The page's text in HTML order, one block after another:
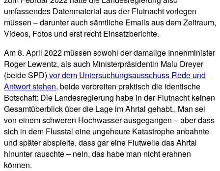
umfassendes Datenmaterial aus der Flutnacht vorlegen
müssen – darunter auch sämtliche Emails aus dem Zeitraum,
Videos, Fotos und erst recht Einsatzberichte.
Am 8. April 2022 müssen sowohl der damalige Innenminister
Roger Lewentz, als auch Ministerpräsidentin Malu Dreyer
(beide SPD) vor dem Untersuchungsausschuss Rede und
Antwort stehen, beide verbreiten praktisch die identische
Botschaft: Die Landesregierung habe in der Flutnacht keinen
Gesamtüberblick über die Lage im Ahrtal gehabt., Man sei
von einem schweren Hochwasser ausgegangen – aber dass
sich in dem Flusstal eine ungeheure Katastrophe anbahnte
und später abspielte, dass gar eine Flutwelle das Ahrtal
hinunter rauschte – nein, das habe man nicht erahnen
können.